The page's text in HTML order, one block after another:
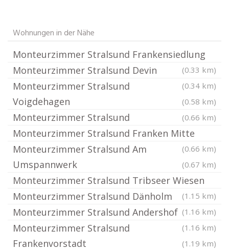
Wohnungen in der Nähe
Monteurzimmer Stralsund Frankensiedlung
(0.33 km)
Monteurzimmer Stralsund Devin
(0.34 km)
Monteurzimmer Stralsund
Voigdehagen
(0.58 km)
Monteurzimmer Stralsund (0.66 km)
Monteurzimmer Stralsund Franken Mitte
(0.66 km)
Monteurzimmer Stralsund Am
Umspannwerk
(0.67 km)
Monteurzimmer Stralsund Tribseer Wiesen
(1.15 km)
Monteurzimmer Stralsund Dänholm
(1.16 km)
Monteurzimmer Stralsund Andershof
(1.16 km)
Monteurzimmer Stralsund
Frankenvorstadt
(1.19 km)